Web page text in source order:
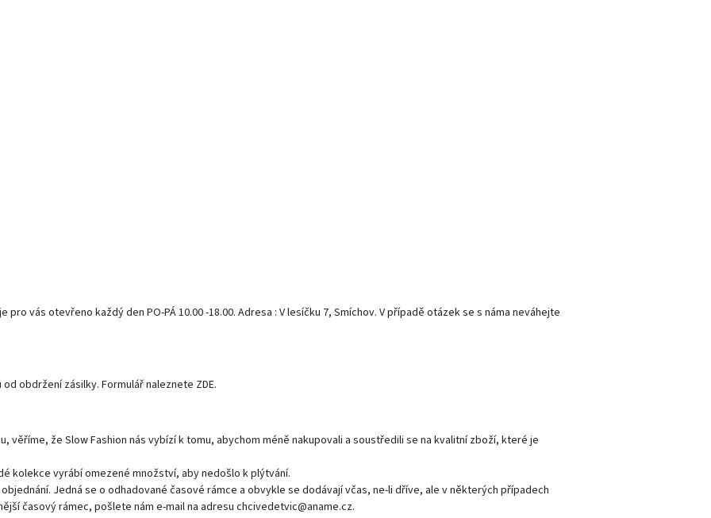
vás otevřeno každý den PO-PÁ 10.00 -18.00. Adresa : V lesíčku 7, Smíchov. V případě otázek se s náma neváhejte
obdržení zásilky. Formulář naleznete ZDE.
věříme, že Slow Fashion nás vybízí k tomu, abychom méně nakupovali a soustředili se na kvalitní zboží, které je
kolekce vyrábí omezené množství, aby nedošlo k plýtvání.
Jedná se o odhadované časové rámce a obvykle se dodávají včas, ne-li dříve, ale v některých případech
časový rámec, pošlete nám e-mail na adresu chcivedetvic@aname.cz.